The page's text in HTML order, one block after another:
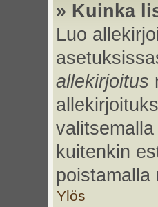
» Kuinka
Luo
allekirjoitus
kuitenkin
Ylös